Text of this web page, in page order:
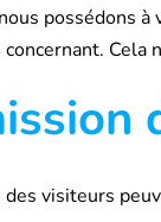
possédons
Cela
visiteurs